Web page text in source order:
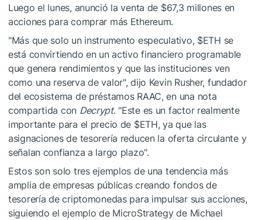
Luego el lunes, anunció la venta de $67,3 millones en
acciones para comprar más Ethereum.
"Más que solo un instrumento especulativo, $ETH se
está convirtiendo en un activo financiero programable
que genera rendimientos y que las instituciones ven
como una reserva de valor", dijo Kevin Rusher, fundador
del ecosistema de préstamos RAAC, en una nota
compartida con Decrypt. "Este es un factor realmente
importante para el precio de $ETH, ya que las
asignaciones de tesorería reducen la oferta circulante y
señalan confianza a largo plazo".
Estos son solo tres ejemplos de una tendencia más
amplia de empresas públicas creando fondos de
tesorería de criptomonedas para impulsar sus acciones,
siguiendo el ejemplo de MicroStrategy de Michael